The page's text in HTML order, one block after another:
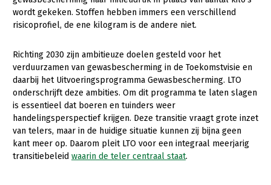
Vleesveehouderij
Mensen
Bestuur en Directie
Medewerkers
Vakgroepbestuurders
Jaarverslag 2023
Vacatures
Pers
Contact
wordt gekeken. Stoffen hebben immers een verschillend
risicoprofiel, de ene kilogram is de andere niet.
Richting 2030 zijn ambitieuze doelen gesteld voor het
verduurzamen van gewasbescherming in de Toekomstvisie en
daarbij het Uitvoeringsprogramma Gewasbescherming. LTO
onderschrijft deze ambities. Om dit programma te laten slagen
is essentieel dat boeren en tuinders weer
handelingsperspectief krijgen. Deze transitie vraagt grote inzet
van telers, maar in de huidige situatie kunnen zij bijna geen
kant meer op. Daarom pleit LTO voor een integraal meerjarig
transitiebeleid waarin de teler centraal staat.